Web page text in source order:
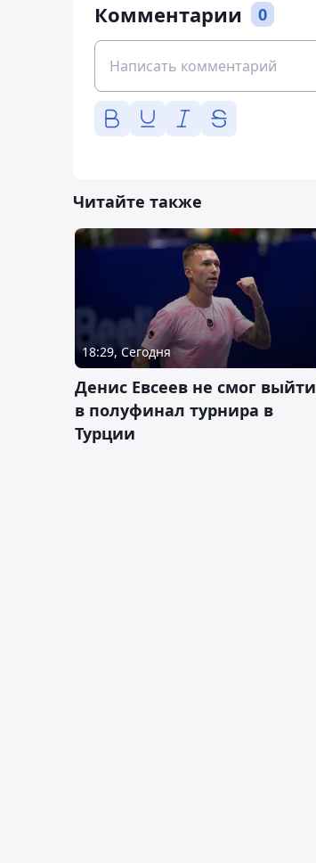
Комментарии 0
Читайте также
18:29, Сегодня
Денис Евсеев не смог выйти
в полуфинал турнира в
Турции